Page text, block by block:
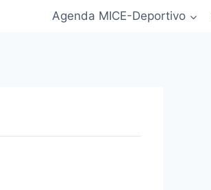
Agenda MICE-Deportivo